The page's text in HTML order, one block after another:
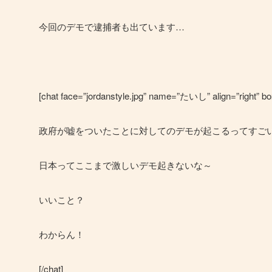
今回のデモで逮捕者も出ています…
[chat face=”jordanstyle.jpg” name=”たいし” align=”right”
政府が嘘をついたことに対してのデモが起こるってす
日本ってここまで激しいデモ起きないな～
いいこと？
わからん！
[/chat]